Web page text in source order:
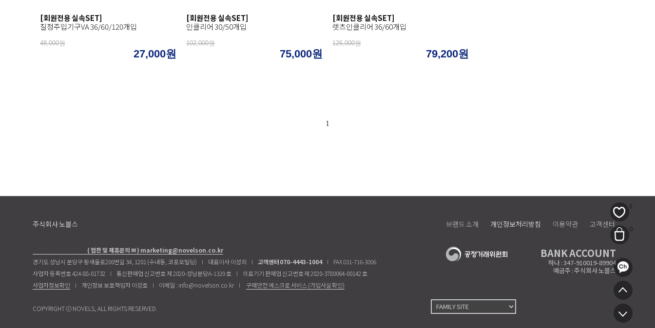
0
0
[회원전용 실속SET]
질정주입기구VA 36/60/120개입
48,000원
27,000원
[회원전용 실속SET]
인클리어 30/50개입
102,000원
75,000원
[회원전용 실속SET]
렛츠인클리어 36/60개입
126,000원
79,200원
1
주식회사 노블스
( 협찬 및 제휴문의 ✉ ) marketing@novelson.co.kr
경기도 성남시 분당구 황새울로200번길 34, 1201 (수내동, 코포모빌딩)
I 대표이사 이성희 I 고객센터 070-4443-1004 I
FAX 031-716-3006
사업자 등록번호 424-88-01732
I 통신판매업 신고번호 제 2020-성남분당A-1329 호 I
의료기기 판매업 신고번호 제 2020-3780064-00142 호
사업자정보확인
I 개인정보 보호책임자 이성호 I 이메일 : info@novelson.co.kr I 구매안전 에스크로 서비스 (가입사실 확인)
COPYRIGHT ⓒ NOVELS, ALL RIGHTS RESERVED.
브랜드 소개 개인정보처리방침 이용약관 고객센터
BANK ACCOUNT
하나 : 347-910019-89904
예금주 : 주식회사 노블스